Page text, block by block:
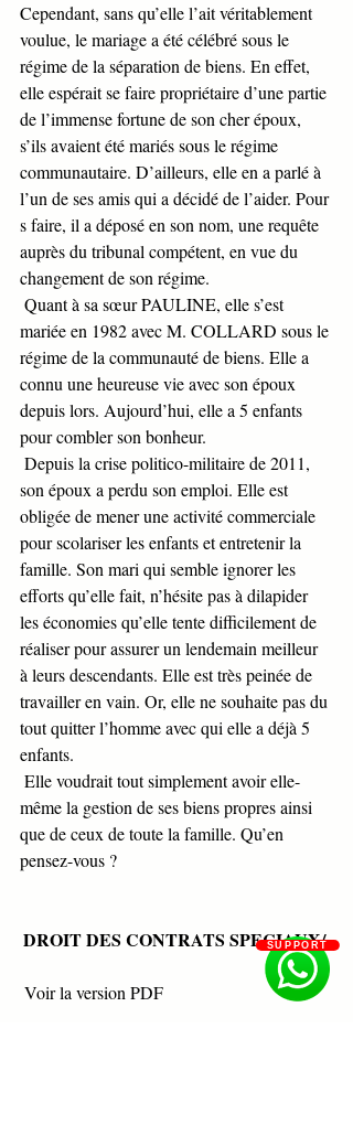
Cependant, sans qu’elle l’ait véritablement
voulue, le mariage a été célébré sous le
régime de la séparation de biens. En effet,
elle espérait se faire propriétaire d’une partie
de l’immense fortune de son cher époux,
s’ils avaient été mariés sous le régime
communautaire. D’ailleurs, elle en a parlé à
l’un de ses amis qui a décidé de l’aider. Pour
s faire, il a déposé en son nom, une requête
auprès du tribunal compétent, en vue du
changement de son régime.
mariée en 1982 avec M. COLLARD sous le
régime de la communauté de biens. Elle a
connu une heureuse vie avec son époux
depuis lors. Aujourd’hui, elle a 5 enfants
pour combler son bonheur.
son époux a perdu son emploi. Elle est
obligée de mener une activité commerciale
pour scolariser les enfants et entretenir la
famille. Son mari qui semble ignorer les
efforts qu’elle fait, n’hésite pas à dilapider
les économies qu’elle tente difficilement de
réaliser pour assurer un lendemain meilleur
à leurs descendants. Elle est très peinée de
travailler en vain. Or, elle ne souhaite pas du
tout quitter l’homme avec qui elle a déjà 5
enfants.
même la gestion de ses biens propres ainsi
que de ceux de toute la famille. Qu’en
pensez-vous ?
DROIT DES CONTRATS SPECIAUX/
Voir la version PDF
SUPPORT